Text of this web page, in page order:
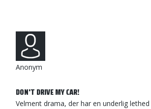
Anonym
DON'T DRIVE MY CAR!
Velment drama, der har en underlig